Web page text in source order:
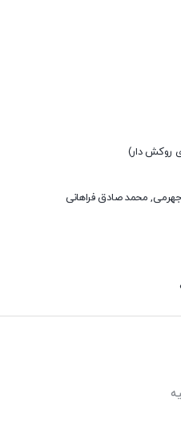
روکش دار)
محمد صادق فراهانی